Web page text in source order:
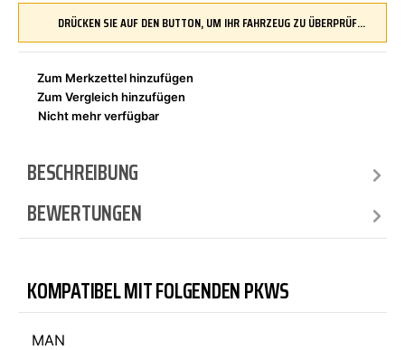
DRÜCKEN SIE AUF DEN BUTTON, UM IHR FAHRZEUG ZU ÜBERPRÜFEN UND SICHERZUSTELLEN, DASS DIESES TEIL KOMPATIBEL IST, BEVOR SIE ES BESTELLEN
Zum Merkzettel hinzufügen
Zum Vergleich hinzufügen
Nicht mehr verfügbar
BESCHREIBUNG
BEWERTUNGEN
KOMPATIBEL MIT FOLGENDEN PKWS
MAN